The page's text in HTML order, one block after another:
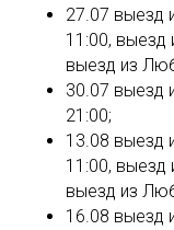
27.07 выезд
11:00, выезд
выезд из
30.07 выезд
21:00;
13.08 выезд
11:00, выезд
выезд из
16.08 выезд